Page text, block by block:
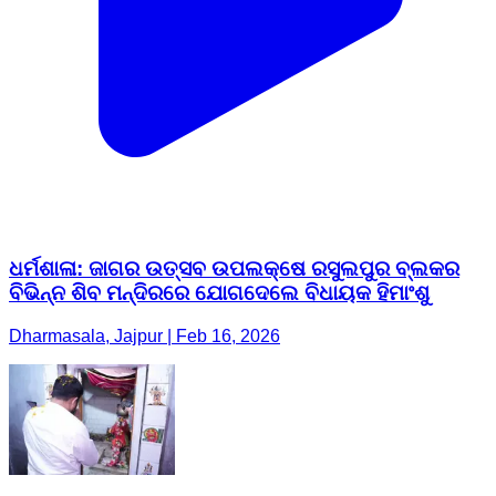
ଧର୍ମଶାଳା: ଜାଗର ଉତ୍ସବ ଉପଲକ୍ଷେ ରସୁଲପୁର ବ୍ଲକର
ବିଭିନ୍ନ ଶିବ ମନ୍ଦିରରେ ଯୋଗଦେଲେ ବିଧାୟକ ହିମାଂଶୁ
Dharmasala, Jajpur | Feb 16, 2026